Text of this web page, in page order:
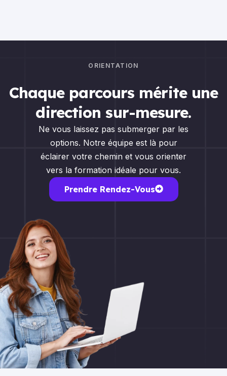
ORIENTATION
Chaque parcours mérite une
direction sur-mesure.
Ne vous laissez pas submerger par les
options. Notre équipe est là pour
éclairer votre chemin et vous orienter
vers la formation idéale pour vous.
Prendre Rendez-Vous